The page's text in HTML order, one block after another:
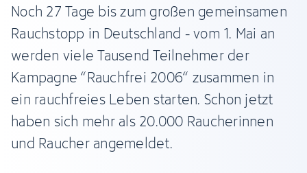
Noch 27 Tage bis zum großen gemeinsamen
Rauchstopp in Deutschland - vom 1. Mai an
werden viele Tausend Teilnehmer der
Kampagne “Rauchfrei 2006“ zusammen in
ein rauchfreies Leben starten. Schon jetzt
haben sich mehr als 20.000 Raucherinnen
und Raucher angemeldet.